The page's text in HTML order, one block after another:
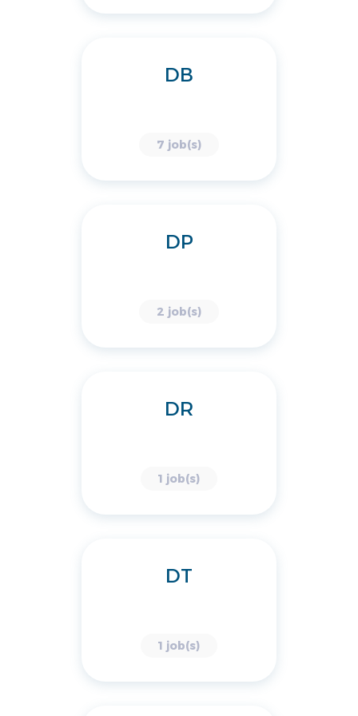
DB
7 job(s)
DP
2 job(s)
DR
1 job(s)
DT
1 job(s)